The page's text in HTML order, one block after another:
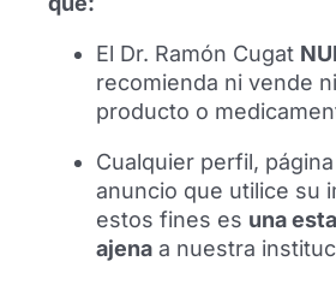
Analizamos la trastienda
prevención de lesiones y la
medicina deportiva en el
Leer más
El Dr. Ramón Cugat
recomienda ni vende
producto o
Cualquier perfil,
anuncio que utilice su
estos fines es una
ajena a nuestra